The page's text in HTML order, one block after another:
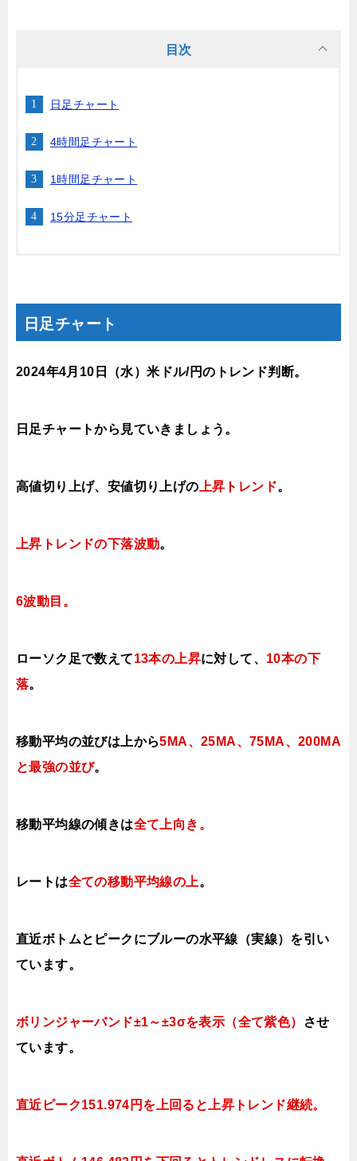
目次
日足チャート
4時間足チャート
1時間足チャート
15分足チャート
日足チャート
2024年4月10日 （水）米ドル/円のトレンド判断。
日足チャートから見ていきましょう。
高値切り上げ、安値切り上げの 上昇トレンド。
上昇トレンドの下落波動。
6波動目。
ローソク足で数えて13本の上昇に対して、 10本の下
落。
移動平均の並びは上から5MA、25MA、75MA、200MA
と最強の並び。
移動平均線の傾きは全て上向き。
レートは全ての移動平均線の上。
直近ボトムとピークにブルーの水平線（実線）を引い
ています。
ボリンジャーバンド±1～±3σを表示（全て紫色）
させ
ています。
直近ピーク151.974円を上回ると上昇トレンド継続。